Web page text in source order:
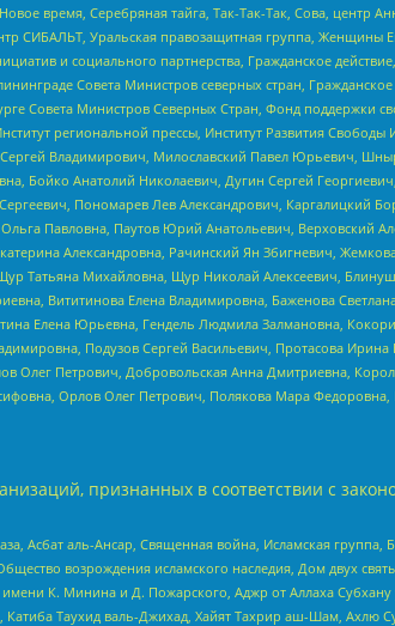
время, Серебряная тайга, Так-Так-Так, Сова, центр
СИБАЛЬТ, Уральская правозащитная группа, Женщины
и социального партнерства, Гражданское
Совета Министров северных стран,
Совета Министров Северных Стран, Фонд поддержки
региональной прессы, Институт Развития
Владимирович, Милославский Павел Юрьевич,
Бойко Анатолий Николаевич, Дугин Сергей
Пономарев Лев Александрович, Каргалицкий
Павловна, Паутов Юрий Анатольевич, Верховский
Александровна, Рачинский Ян Збигневич,
Татьяна Михайловна, Щур Николай Алексеевич,
Вититинова Елена Владимировна, Баженова
Елена Юрьевна, Гендель Людмила Залмановна,
Подузов Сергей Васильевич, Протасова Ирина
Петрович, Добровольская Анна Дмитриевна,
Орлов Олег Петрович, Полякова Мара
признанных в соответствии с
аль-Ансар, Священная война, Исламская группа,
возрождения исламского наследия, Дом двух
К. Минина и Д. Пожарского, Аджр от Аллаха
Таухид валь-Джихад, Хайят Тахрир аш-Шам, Ахлю